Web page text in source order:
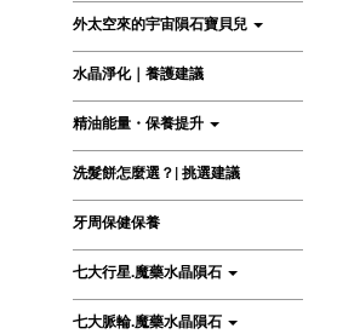
外太空來的宇宙隕石寶貝兒
水晶淨化｜養護建議
精油能量・保養提升
洗髮餅怎麼選？| 挑選建議
牙周保健保養
七大行星.魔藥水晶隕石
七大脈輪.魔藥水晶隕石